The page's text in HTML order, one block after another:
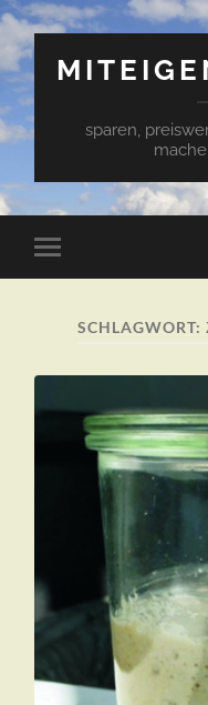
sparen,
Mobile-
Menü
SCHLAGWORT: